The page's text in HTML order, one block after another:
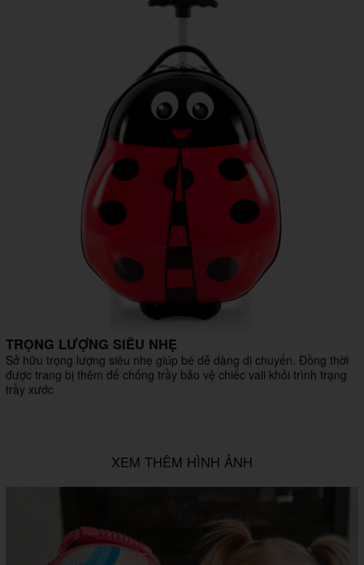
TRỌNG LƯỢNG SIÊU NHẸ
Sở hữu trọng lượng siêu nhẹ giúp bé dễ dàng di chuyển. Đồng thời
được trang bị thêm đế chống trầy bảo vệ chiếc vali khỏi trình trạng
trầy xước
XEM THÊM HÌNH ẢNH